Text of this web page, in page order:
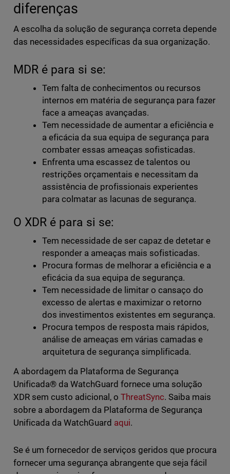
diferenças
A escolha da solução de segurança correta depende
das necessidades específicas da sua organização.
MDR é para si se:
Tem falta de conhecimentos ou recursos
internos em matéria de segurança para fazer
face a ameaças avançadas.
Tem necessidade de aumentar a eficiência e
a eficácia da sua equipa de segurança para
combater essas ameaças sofisticadas.
Enfrenta uma escassez de talentos ou
restrições orçamentais e necessitam da
assistência de profissionais experientes
para colmatar as lacunas de segurança.
O XDR é para si se:
Tem necessidade de ser capaz de detetar e
responder a ameaças mais sofisticadas.
Procura formas de melhorar a eficiência e a
eficácia da sua equipa de segurança.
Tem necessidade de limitar o cansaço do
excesso de alertas e maximizar o retorno
dos investimentos existentes em segurança.
Procura tempos de resposta mais rápidos,
análise de ameaças em várias camadas e
arquitetura de segurança simplificada.
A abordagem da Plataforma de Segurança
Unificada® da WatchGuard fornece uma solução
XDR sem custo adicional, o ThreatSync. Saiba mais
sobre a abordagem da Plataforma de Segurança
Unificada da WatchGuard aqui.
Se é um fornecedor de serviços geridos que procura
fornecer uma segurança abrangente que seja fácil